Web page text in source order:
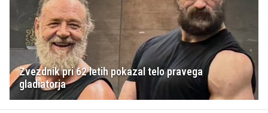
Zvezdnik pri 62 letih pokazal telo pravega
gladiatorja